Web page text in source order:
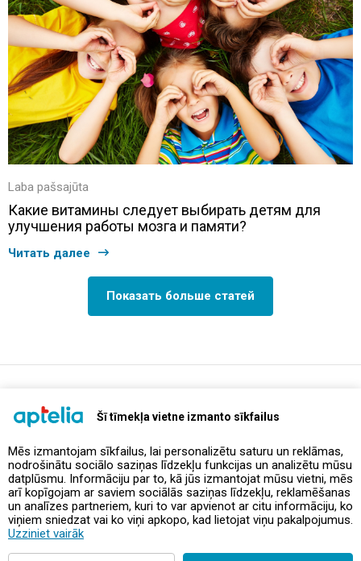
Šī tīmekļa vietne izmanto sīkfailus
Mēs izmantojam sīkfailus, lai personalizētu saturu un reklāmas,
nodrošinātu sociālo saziņas līdzekļu funkcijas un analizētu mūsu
datplūsmu. Informāciju par to, kā jūs izmantojat mūsu vietni, mēs
arī kopīgojam ar saviem sociālās saziņas līdzekļu, reklamēšanas
un analīzes partneriem, kuri to var apvienot ar citu informāciju, ko
viņiem sniedzat vai ko viņi apkopo, kad lietojat viņu pakalpojumus.
Uzziniet vairāk
Laba pašsajūta
Какие витамины следует выбирать детям для
улучшения работы мозга и памяти?
Читать далее
Показать больше статей
Предложения и акции
Контакты